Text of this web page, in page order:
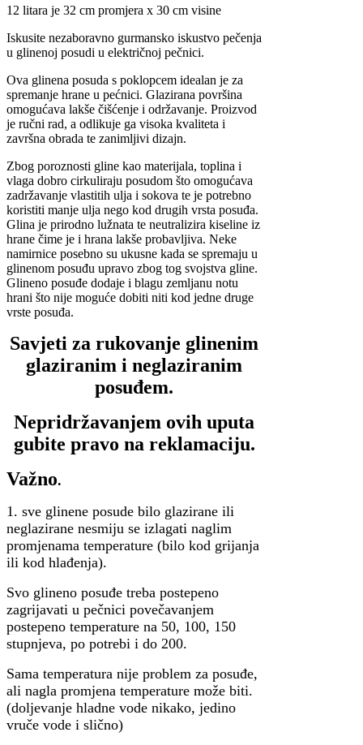
12 litara je 32 cm promjera x 30 cm visine
Iskusite nezaboravno gurmansko iskustvo pečenja
u glinenoj posudi u električnoj pečnici.
Ova glinena posuda s poklopcem idealan je za
spremanje hrane u pećnici. Glazirana površina
omogućava lakše čišćenje i održavanje. Proizvod
je ručni rad, a odlikuje ga visoka kvaliteta i
završna obrada te zanimljivi dizajn.
Zbog poroznosti gline kao materijala, toplina i
vlaga dobro cirkuliraju posudom što omogućava
zadržavanje vlastitih ulja i sokova te je potrebno
koristiti manje ulja nego kod drugih vrsta posuđa.
Glina je prirodno lužnata te neutralizira kiseline iz
hrane čime je i hrana lakše probavljiva. Neke
namirnice posebno su ukusne kada se spremaju u
glinenom posuđu upravo zbog tog svojstva gline.
Glineno posuđe dodaje i blagu zemljanu notu
hrani što nije moguće dobiti niti kod jedne druge
vrste posuđa.
Savjeti za rukovanje glinenim
glaziranim i neglaziranim
posuđem.
Nepridržavanjem ovih uputa
gubite pravo na reklamaciju.
Važno.
1. sve glinene posude bilo glazirane ili
neglazirane nesmiju se izlagati naglim
promjenama temperature (bilo kod grijanja
ili kod hlađenja).
Svo glineno posuđe treba postepeno
zagrijavati u pečnici povečavanjem
postepeno temperature na 50, 100, 150
stupnjeva, po potrebi i do 200.
Sama temperatura nije problem za posuđe,
ali nagla promjena temperature može biti.
(doljevanje hladne vode nikako, jedino
vruče vode i slično)